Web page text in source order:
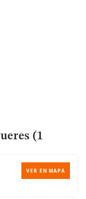
(1
VER EN MAPA